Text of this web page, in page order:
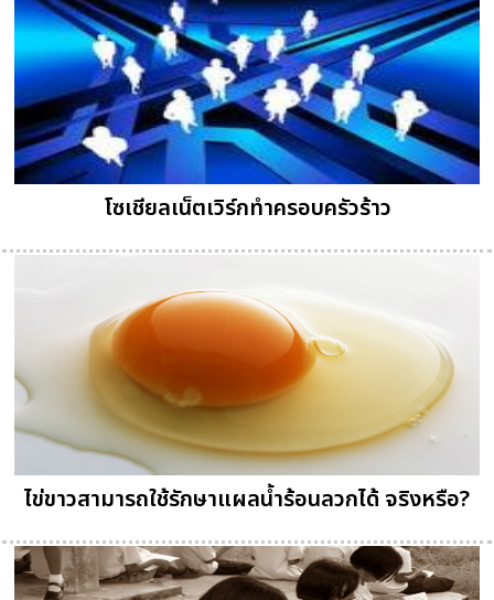
โซเชียลเน็ตเวิร์กทำครอบครัวร้าว
ไข่ขาวสามารถใช้รักษาแผลน้ำร้อนลวกได้ จริงหรือ?